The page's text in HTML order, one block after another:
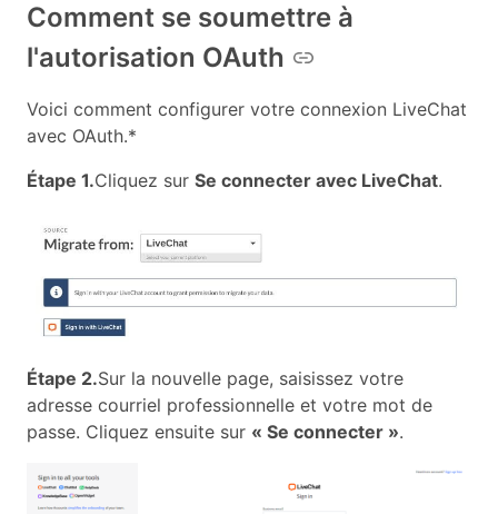
Comment se soumettre à
l'autorisation OAuth
Voici comment configurer votre connexion LiveChat
avec OAuth.*
Étape 1.Cliquez sur Se connecter avec LiveChat.
Étape 2.Sur la nouvelle page, saisissez votre
adresse courriel professionnelle et votre mot de
passe. Cliquez ensuite sur « Se connecter ».